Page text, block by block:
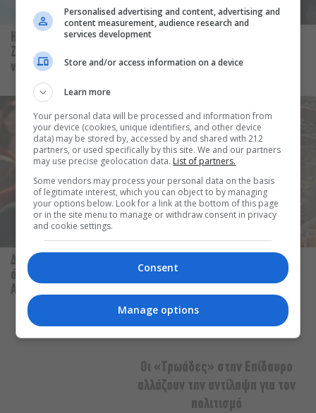
Η πιο καλοκαιρινή συνταγή:
Ζυμαρικά με μελιτζάνες και
ντοματίνια
Επιδαύρου
Δεν θα μπορούσε να υπάρξει
άλλη Αμελί πέρα από την
Audrey Tautou
Αύγουστος στην Αθήνα: 5
μαγαζιά που κάνουν τις
πιο κοντά
Οι «Τρωάδες» στην Επίδαυρο
αλλάζουν την αντίληψη για τον
πολιτισμό
Personalised advertising and content, advertising and
content measurement, audience research and
services development
Store and/or access information on a device
Learn more
Your personal data will be processed and information from
your device (cookies, unique identifiers, and other device
data) may be stored by, accessed by and shared with 212
partners, or used specifically by this site. We and our partners
may use precise geolocation data. List of partners.
Some vendors may process your personal data on the basis
of legitimate interest, which you can object to by managing
your options below. Look for a link at the bottom of this page
or in the site menu to manage or withdraw consent in privacy
and cookie settings.
Consent
Manage options